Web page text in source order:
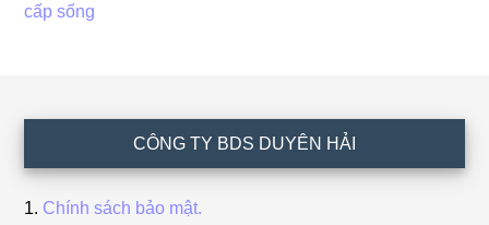
cấp sống
CÔNG TY BDS DUYÊN HẢI
Chính sách bảo mật.